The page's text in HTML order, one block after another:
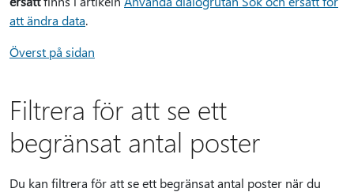
att ändra data.
Överst på sidan
Filtrera för att se ett
begränsat antal poster
Du kan filtrera för att se ett begränsat antal poster när du